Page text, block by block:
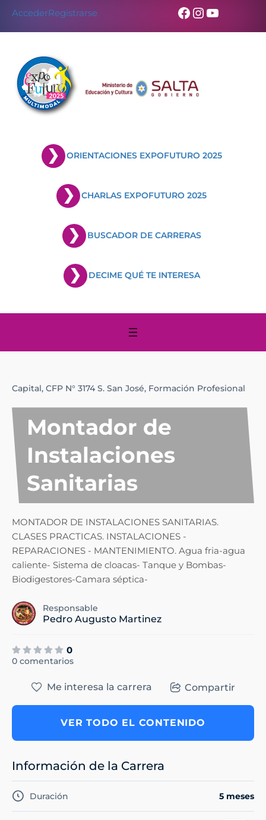
AccederRegistrarse Facebook
Instagram
YouTube
ORIENTACIONES EXPOFUTURO 2025
CHARLAS EXPOFUTURO 2025
BUSCADOR DE CARRERAS
DECIME QUÉ TE INTERESA
Capital, CFP N° 3174 S. San José, Formación Profesional
Montador de
Instalaciones
Sanitarias
MONTADOR DE INSTALACIONES SANITARIAS.
CLASES PRACTICAS. INSTALACIONES -
REPARACIONES - MANTENIMIENTO. Agua fria-agua
caliente- Sistema de cloacas- Tanque y Bombas-
Biodigestores-Camara séptica-
Responsable
Pedro Augusto Martinez
0
0 comentarios
Me interesa la carrera Compartir
VER TODO EL CONTENIDO
Información de la Carrera
Duración 5 meses